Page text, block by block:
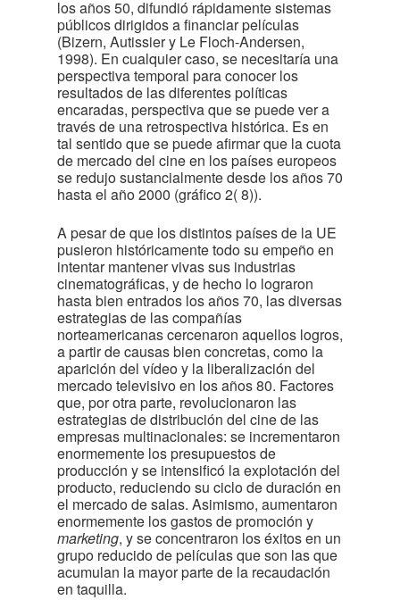
los años 50, difundió rápidamente sistemas
públicos dirigidos a financiar películas
(Bizern, Autissier y Le Floch-Andersen,
1998). En cualquier caso, se necesitaría una
perspectiva temporal para conocer los
resultados de las diferentes políticas
encaradas, perspectiva que se puede ver a
través de una retrospectiva histórica. Es en
tal sentido que se puede afirmar que la cuota
de mercado del cine en los países europeos
se redujo sustancialmente desde los años 70
hasta el año 2000 (gráfico 2( 8)).
A pesar de que los distintos países de la UE
pusieron históricamente todo su empeño en
intentar mantener vivas sus industrias
cinematográficas, y de hecho lo lograron
hasta bien entrados los años 70, las diversas
estrategias de las compañías
norteamericanas cercenaron aquellos logros,
a partir de causas bien concretas, como la
aparición del vídeo y la liberalización del
mercado televisivo en los años 80. Factores
que, por otra parte, revolucionaron las
estrategias de distribución del cine de las
empresas multinacionales: se incrementaron
enormemente los presupuestos de
producción y se intensificó la explotación del
producto, reduciendo su ciclo de duración en
el mercado de salas. Asimismo, aumentaron
enormemente los gastos de promoción y
marketing, y se concentraron los éxitos en un
grupo reducido de películas que son las que
acumulan la mayor parte de la recaudación
en taquilla.